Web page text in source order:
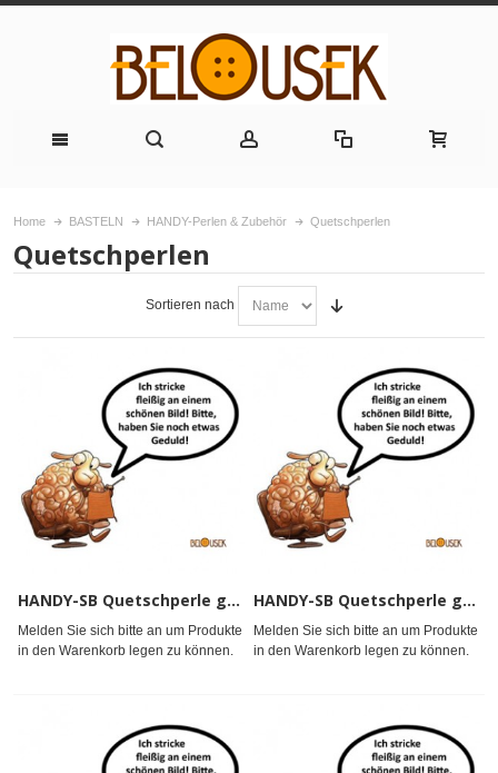
Home BASTELN HANDY-Perlen & Zubehör Quetschperlen
Quetschperlen
Sortieren nach
HANDY-SB Quetschperle go 1,8mm *
Melden Sie sich bitte an um Produkte
in den Warenkorb legen zu können.
HANDY-SB Quetschperle go 2,0mm
Melden Sie sich bitte an um Produkte
in den Warenkorb legen zu können.